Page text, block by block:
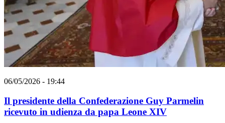
06/05/2026 - 19:44
Il presidente della Confederazione Guy Parmelin
ricevuto in udienza da papa Leone XIV